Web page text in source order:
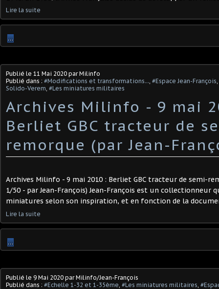
Lire la suite
…
Publié le 11 Mai 2020 par Milinfo
Publié dans : #Modifications et transformations..., #Espace Jean-François,
Solido-Verem, #Les miniatures militaires
Archives Milinfo - 9 mai
Berliet GBC tracteur de
remorque (par Jean-
Archives Milinfo - 9 mai 2010 : Berliet GBC tracteur de semi-
1/50 - par Jean-François) Jean-François est un collectionneur
miniatures selon son inspiration, et en fonction de la
Lire la suite
…
Publié le 9 Mai 2020 par Milinfo/Jean-François
Publié dans : #Echelle 1-32 et 1-35ème, #Les miniatures militaires,